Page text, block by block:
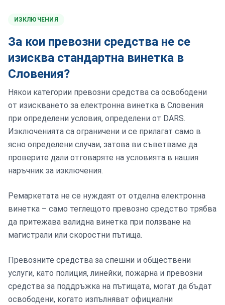
ИЗКЛЮЧЕНИЯ
За кои превозни средства не се
изисква стандартна винетка в
Словения?
Някои категории превозни средства са освободени
от изискването за електронна винетка в Словения
при определени условия, определени от DARS.
Изключенията са ограничени и се прилагат само в
ясно определени случаи, затова ви съветваме да
проверите дали отговаряте на условията в нашия
наръчник за изключения.
Ремаркетата не се нуждаят от отделна електронна
винетка – само теглещото превозно средство трябва
да притежава валидна винетка при ползване на
магистрали или скоростни пътища.
Превозните средства за спешни и обществени
услуги, като полиция, линейки, пожарна и превозни
средства за поддръжка на пътищата, могат да бъдат
освободени, когато изпълняват официални